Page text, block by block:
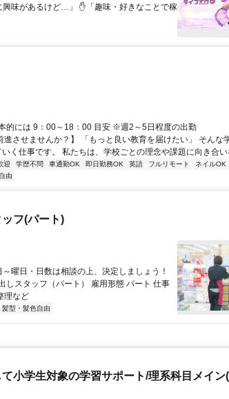
興味があるけど…」 ✋「趣味・好きなことで稼
的には 9：00～18：00 目安 ※週2～5日程度の出勤
させませんか？】 「もっと良い教育を届けたい」 そんな
く仕事です。 私たちは、学校ごとの理念や課題に向き合
迎 学歴不問 車通勤OK 即日勤務OK 英語 フルリモート ネイルOK
由
フ(パート)
曜日・日数は相談の上、決定しましょう！
しスタッフ（パート） 雇用形態 パート 仕事
理など
髪型・髪色自由
て小学生対象の学習サポート/理系科目メイン